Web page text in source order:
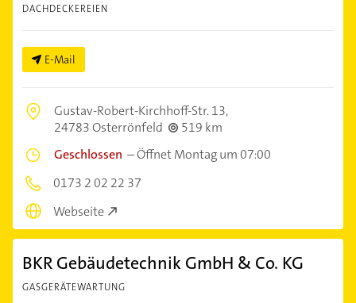
DACHDECKEREIEN
E-Mail
Gustav-Robert-Kirchhoff-Str. 13,
24783 Osterrönfeld
519 km
Geschlossen –Öffnet Montag um 07:00
0173 2 02 22 37
Webseite
BKR Gebäudetechnik GmbH & Co. KG
GASGERÄTEWARTUNG